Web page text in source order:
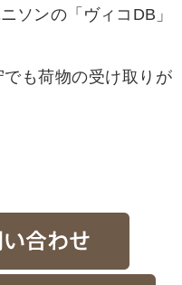
ソンの「ヴィコDB」
も荷物の受け取りが